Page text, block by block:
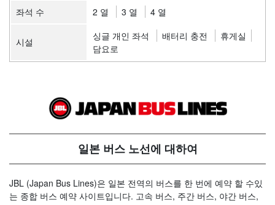
좌석 수
2 열 3 열 4 열
시설 싱글 개인 좌석 배터리 충전
휴게실
담요로
일본 버스 노선에 대하여
JBL (Japan Bus Lines)은 일본 전역의 버스를 한 번에 예약 할 수있
는 종합 버스 예약 사이트입니다. 고속 버스, 주간 버스, 야간 버스,